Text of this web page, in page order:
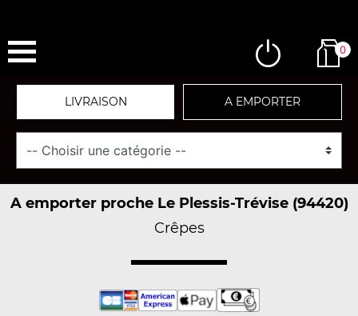
0
LIVRAISON A EMPORTER
A emporter proche Le Plessis-Trévise (94420)
Crêpes